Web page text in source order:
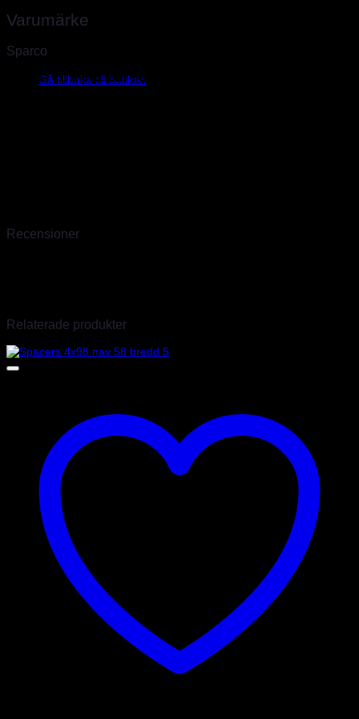
Inga produkter i varukorgen.
Gå tillbaka till butiken
Varumärke
Sparco
Sparco, världsledande inom säkerhet för bilsport
Recensioner
Relaterade produkter